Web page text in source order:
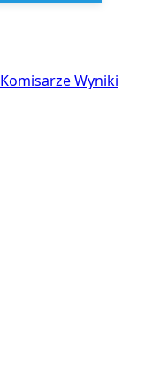
KomisarzeWyniki